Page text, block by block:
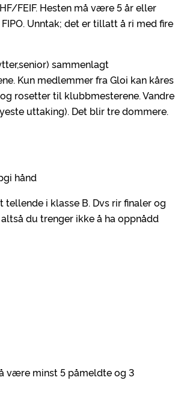
FEIF. Hesten må være 5 år eller
Unntak; det er tillatt å ri med fire
sammenlagt
Kun medlemmer fra Gloi kan kåres
rosetter til klubbmesterene. Vandre
uttaking). Det blir tre dommere.
hånd
i klasse B. Dvs rir finaler og
du trenger ikke å ha oppnådd
være minst 5 påmeldte og 3